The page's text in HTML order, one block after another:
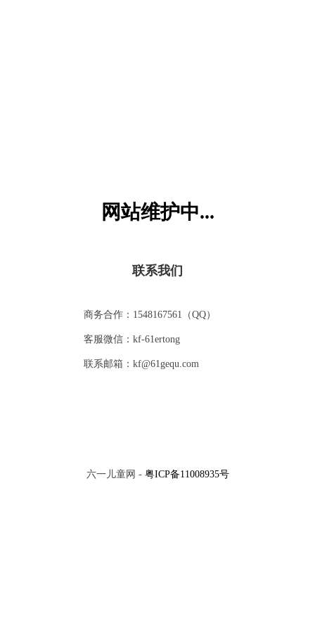
网站维护中...
联系我们
商务合作：1548167561（QQ）
客服微信：kf-61ertong
联系邮箱：kf@61gequ.com
六一儿童网 - 粤ICP备11008935号